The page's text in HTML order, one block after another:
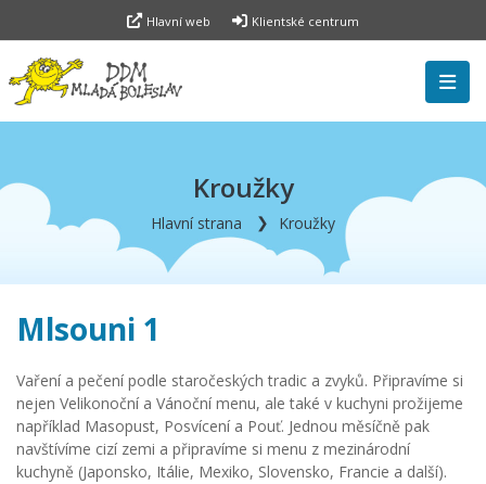
Hlavní web Klientské centrum
Kroužky
Hlavní strana Kroužky
Mlsouni 1
Vaření a pečení podle staročeských tradic a zvyků. Připravíme si
nejen Velikonoční a Vánoční menu, ale také v kuchyni prožijeme
například Masopust, Posvícení a Pouť. Jednou měsíčně pak
navštívíme cizí zemi a připravíme si menu z mezinárodní
kuchyně (Japonsko, Itálie, Mexiko, Slovensko, Francie a další).